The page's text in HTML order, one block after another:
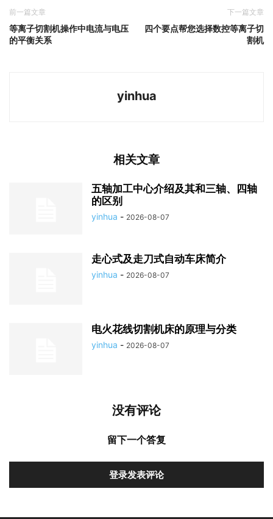
前一篇文章
等离子切割机操作中电流与电压
的平衡关系
下一篇文章
四个要点帮您选择数控等离子切
割机
yinhua
相关文章
五轴加工中心介绍及其和三轴、四轴
的区别
yinhua - 2026-08-07
走心式及走刀式自动车床简介
yinhua - 2026-08-07
电火花线切割机床的原理与分类
yinhua - 2026-08-07
没有评论
留下一个答复
登录发表评论